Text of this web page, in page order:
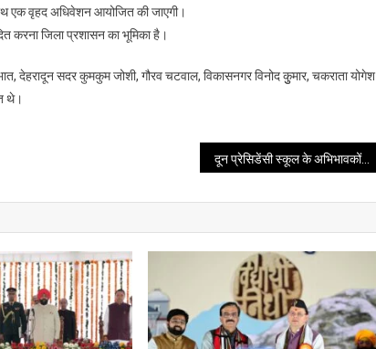
वन
पंचायत
वृहद
अधिवेशन
वृहद अधिवेशन आयोजित की जाएगी।
करना जिला प्रशासन का भूमिका है।
देहरादून सदर कुमकुम जोशी, गौरव चटवाल, विकासनगर विनोद कुुमार, चकराता योगेश
थे।
दून प्रेसिडेंसी स्कूल के अभिभावकों की लड़ाई लड़ेगी एनएपीएसआर